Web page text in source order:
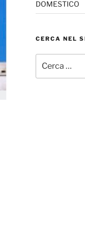
DOMESTICO
CERCA NEL